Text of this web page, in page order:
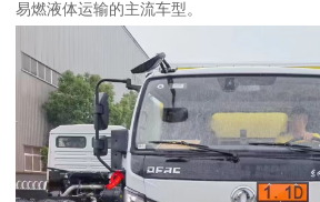
易燃液体运输的主流车型。​